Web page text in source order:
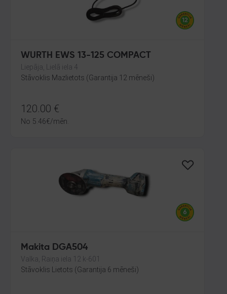
WURTH EWS 13-125 COMPACT
Liepāja, Lielā iela 4
Stāvoklis Mazlietots (Garantija 12 mēneši)
120.00 €
No 5.46€/mēn.
Makita DGA504
Valka, Raiņa iela 12 k-601
Stāvoklis Lietots (Garantija 6 mēneši)